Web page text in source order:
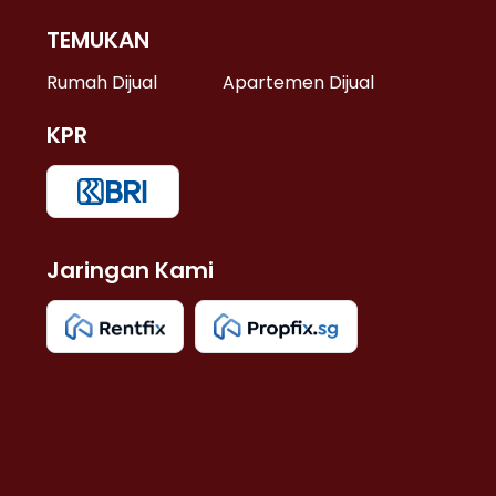
TEMUKAN
Rumah Dijual Apartemen Dijual
KPR
Jaringan Kami